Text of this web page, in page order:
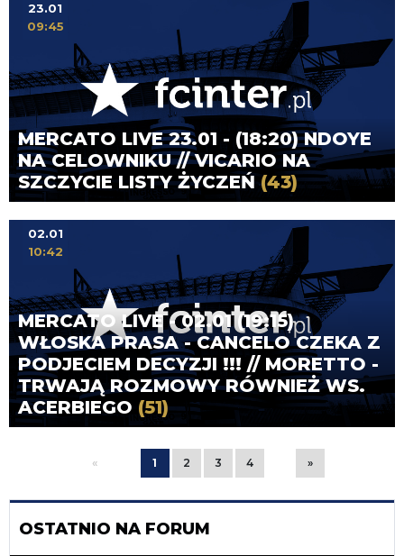
MERCATO LIVE 23.01 - (18:20) NDOYE
NA CELOWNIKU // VICARIO NA
SZCZYCIE LISTY ŻYCZEŃ(43)
23.01
09:45
MERCATO LIVE - 02.01 (19:15)
WŁOSKA PRASA - CANCELO CZEKA Z
PODJECIEM DECYZJI !!! // MORETTO -
TRWAJĄ ROZMOWY RÓWNIEŻ WS.
ACERBIEGO (51)
02.01
10:42
« 1 2 3 4 »
OSTATNIO NA FORUM